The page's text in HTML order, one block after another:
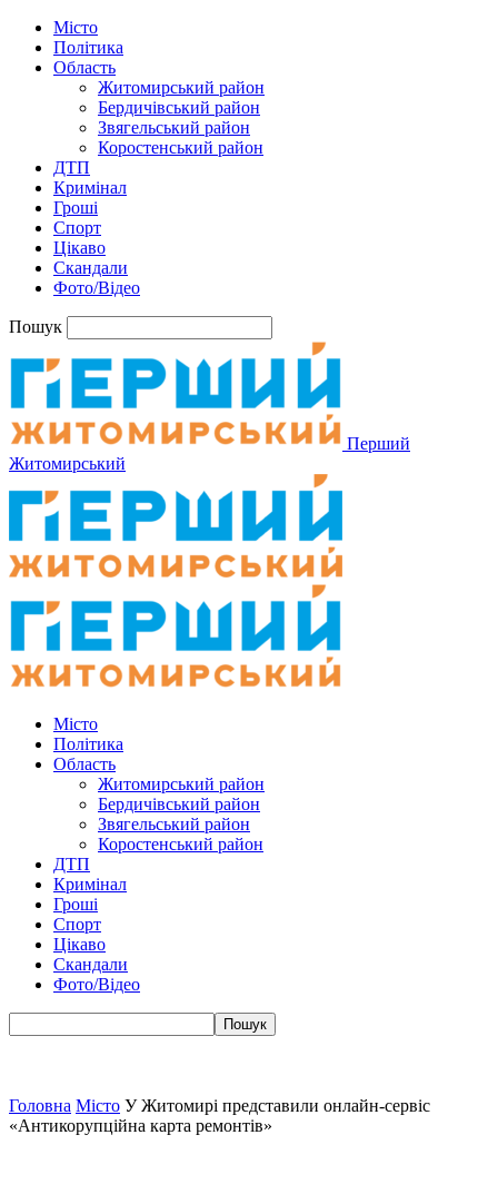
Місто
Політика
Область
Житомирський район
Бердичівський район
Звягельський район
Коростенський район
ДТП
Кримінал
Гроші
Спорт
Цікаво
Скандали
Фото/Відео
Пошук
Перший
Житомирський
Місто
Політика
Область
Житомирський район
Бердичівський район
Звягельський район
Коростенський район
ДТП
Кримінал
Гроші
Спорт
Цікаво
Скандали
Фото/Відео
Головна Місто У Житомирі представили онлайн-сервіс
«Антикорупційна карта ремонтів»